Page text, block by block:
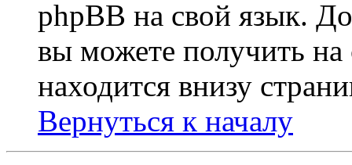
phpBB на свой язык.
вы можете получить на
находится внизу
Вернуться к началу